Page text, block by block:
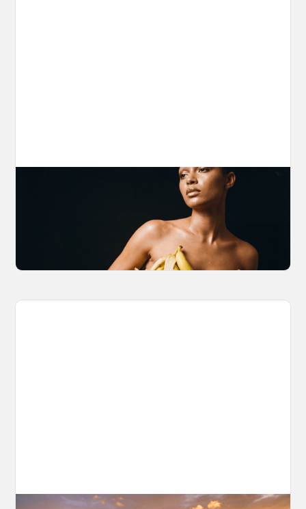
The Nano Banana 2 Handbook
Brian from Litany of Ignition gives a hands-on
breakdown of what Gemini 2.0 Flash Image
can actually do, with the prompts to prove it.